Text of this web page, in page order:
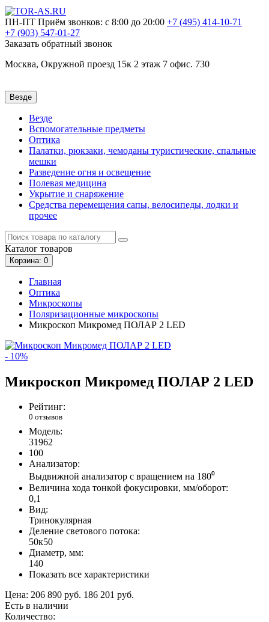
ПН-ПТ Приём звонков: с 8:00 до 20:00 +7 (495) 414-10-71
+7 (903) 547-01-27
Заказать обратный звонок
Москва, Окружной проезд 15к 2 этаж 7 офис. 730
Везде
Везде
Вспомогательные предметы
Оптика
Палатки, рюкзаки, чемоданы туристические, спальные
мешки
Разведение огня и освещение
Полевая медицина
Укрытие и снаряжение
Средства перемещения сапы, велосипеды, лодки и
прочее
Каталог товаров
Корзина: 0
Главная
Оптика
Микроскопы
Поляризационные микроскопы
Микроскоп Микромед ПОЛАР 2 LED
- 10%
Микроскоп Микромед ПОЛАР 2 LED
Рейтинг:
0 отзывов
Модель:
31962
100
Анализатор:
Выдвижной анализатор с вращением на 180⁰
Величина хода тонкой фокусировки, мм/оборот:
0,1
Вид:
Тринокулярная
Деление светового потока:
50к50
Диаметр, мм:
140
Показать все характеристики
Цена: 206 890 руб. 186 201 руб.
Есть в наличии
Количество: